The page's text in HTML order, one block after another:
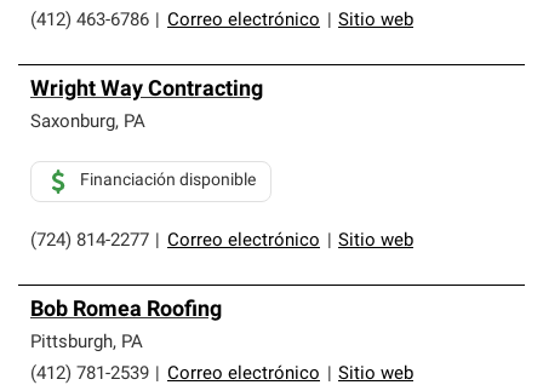
(412) 463-6786 Correo electrónico Sitio web
Wright Way Contracting
Saxonburg, PA
(724) 814-2277 Correo electrónico Sitio web
Financiación disponible
Bob Romea Roofing
Pittsburgh, PA
(412) 781-2539
Correo electrónico Sitio web